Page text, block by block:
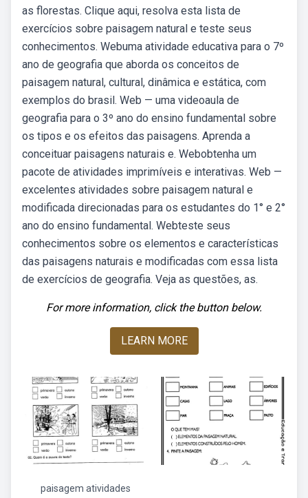
as florestas. Clique aqui, resolva esta lista de
exercícios sobre paisagem natural e teste seus
conhecimentos. Webuma atividade educativa para o 7º
ano de geografia que aborda os conceitos de
paisagem natural, cultural, dinâmica e estática, com
exemplos do brasil. Web — uma videoaula de
geografia para o 3º ano do ensino fundamental sobre
os tipos e os efeitos das paisagens. Aprenda a
conceituar paisagens naturais e. Webobtenha um
pacote de atividades imprimíveis e interativas. Web —
excelentes atividades sobre paisagem natural e
modificada direcionadas para os estudantes do 1° e 2°
ano do ensino fundamental. Webteste seus
conhecimentos sobre os elementos e características
das paisagens naturais e modificadas com essa lista
de exercícios de geografia. Veja as questões, as.
For more information, click the button below.
LEARN MORE
paisagem atividades